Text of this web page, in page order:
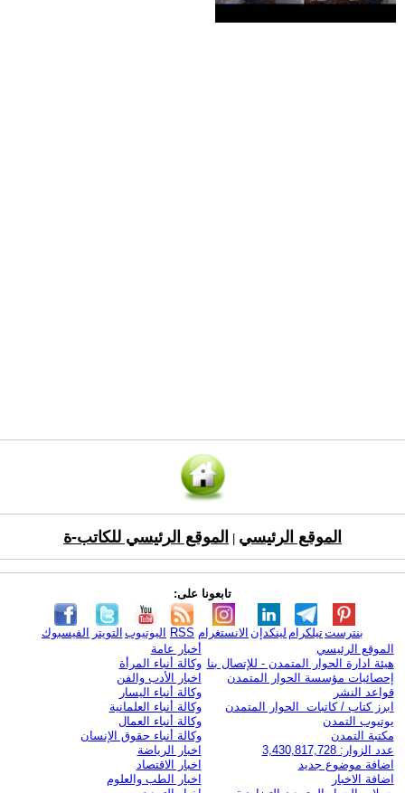
الموقع الرئيسي الموقع الرئيسي للكاتب-ة
تابعونا على:
الفيسبوك التويتر اليوتيوب RSS الانستغرام لينكدإن تيلكرامبنترست
الموقع الرئيسي
هيئة ادارة الحوار المتمدن - للإتصال بنا
إحصائيات مؤسسة الحوار المتمدن
قواعد النشر
ابرز كتاب / كاتبات الحوار المتمدن
يوتيوب التمدن
مكتبة التمدن
عدد الزوار: 3,430,817,728
اضافة موضوع جديد
اضافة الاخبار
أخبار عامة
وكالة أنباء المرأة
اخبار الأدب والفن
وكالة أنباء اليسار
وكالة أنباء العلمانية
وكالة أنباء العمال
وكالة أنباء حقوق الإنسان
اخبار الرياضة
اخبار الاقتصاد
اخبار الطب والعلوم